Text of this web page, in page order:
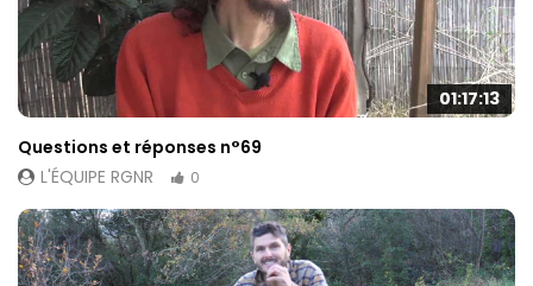
01:17:13
Questions et réponses n°69
L'ÉQUIPE RGNR
0